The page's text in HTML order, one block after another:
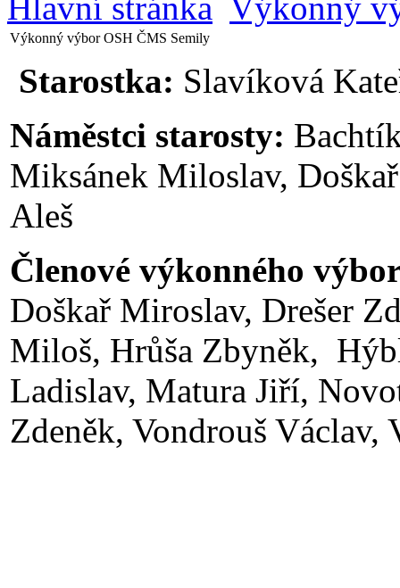
Výkonný výbor OSH ČMS Semily
Starostka: Slavíková
Náměstci starosty:
Miksánek Miloslav,
Aleš
Členové výkonného
Doškař Miroslav, Drešer
Miloš, Hrůša Zbyněk,
Ladislav, Matura Jiří,
Zdeněk, Vondrouš Václav,